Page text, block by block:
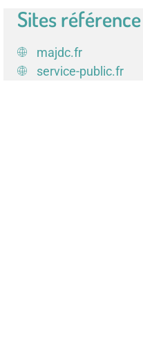
Sites référence
majdc.fr
service-public.fr